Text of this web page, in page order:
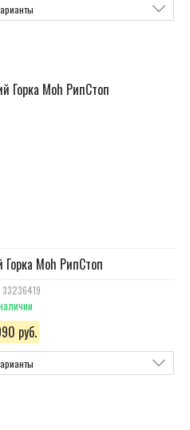
Moh РипСтоп
руб.